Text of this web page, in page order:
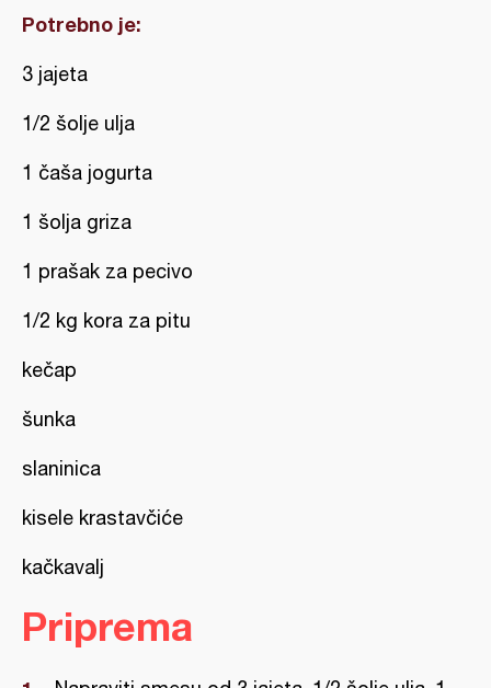
Potrebno je:
3 jajeta
1/2 šolje ulja
1 čaša jogurta
1 šolja griza
1 prašak za pecivo
1/2 kg kora za pitu
kečap
šunka
slaninica
kisele krastavčiće
kačkavalj
Priprema